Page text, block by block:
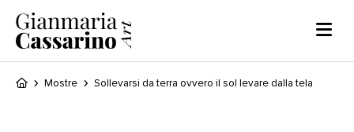
Mostre Sollevarsi da terra ovvero il sol levare dalla tela